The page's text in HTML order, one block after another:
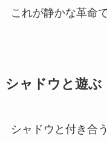
これが静かな革命で
シャドウと遊ぶ
シャドウと付き合